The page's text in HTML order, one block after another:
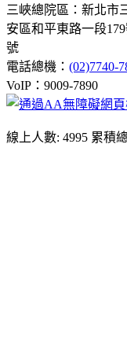
三峽總院區：新北市
安區和平東路一段
號
電話總機： (02)7740-
VoIP：9009-7890
線上人數: 4995 累積